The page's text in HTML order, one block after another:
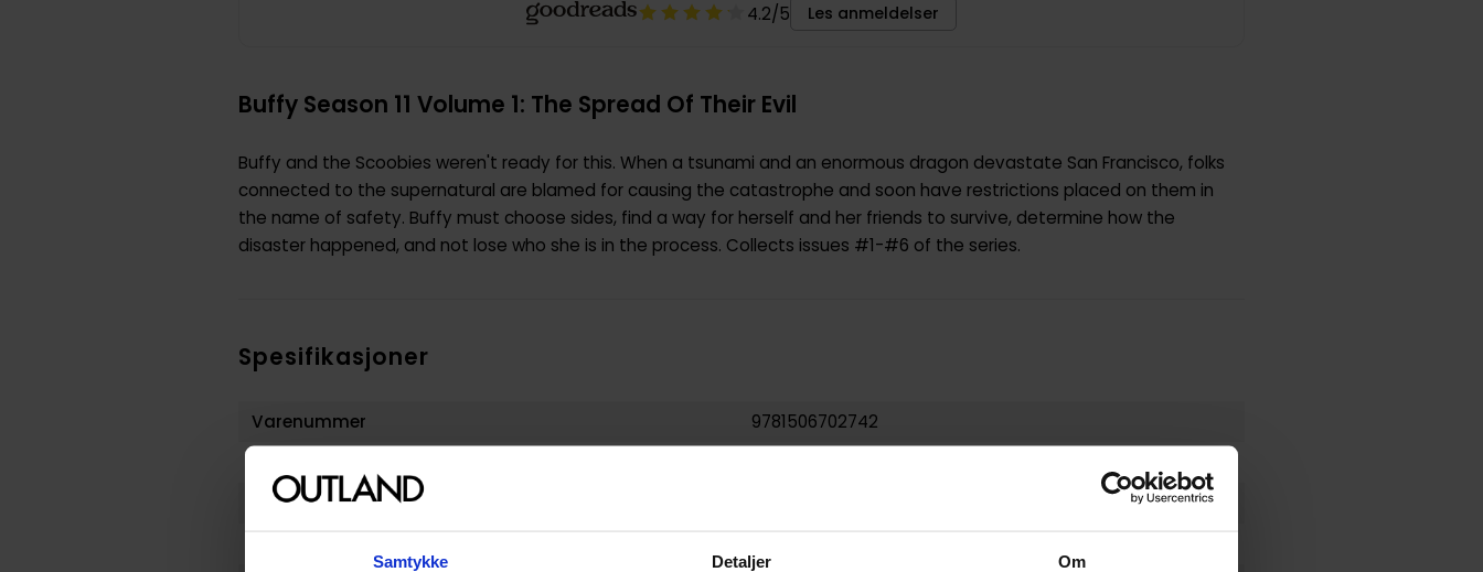
Samtykke Detaljer Om
4.2/5 Les anmeldelser
Buffy Season 11 Volume 1: The Spread Of Their Evil
Buffy and the Scoobies weren't ready for this. When a tsunami and an enormous dragon devastate San Francisco, folks
connected to the supernatural are blamed for causing the catastrophe and soon have restrictions placed on them in
the name of safety. Buffy must choose sides, find a way for herself and her friends to survive, determine how the
disaster happened, and not lose who she is in the process. Collects issues #1-#6 of the series.
Spesifikasjoner
Varenummer
9781506702742
Format